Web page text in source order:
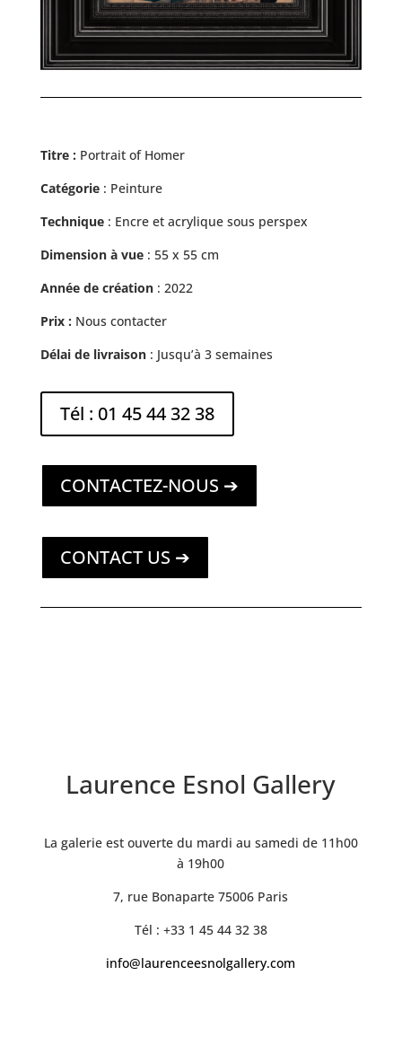
Titre : Portrait of Homer
Catégorie: Peinture
Technique : Encre et acrylique sous perspex
Dimension à vue: 55 x 55 cm
Année de création: 2022
Prix : Nous contacter
Délai de livraison: Jusqu’à 3 semaines
Tél : 01 45 44 32 38
CONTACTEZ-NOUS ➔
CONTACT US ➔
Laurence Esnol Gallery
La galerie est ouverte du mardi au samedi de 11h00
à 19h00
7, rue Bonaparte 75006 Paris
Tél : +33 1 45 44 32 38
info@laurenceesnolgallery.com